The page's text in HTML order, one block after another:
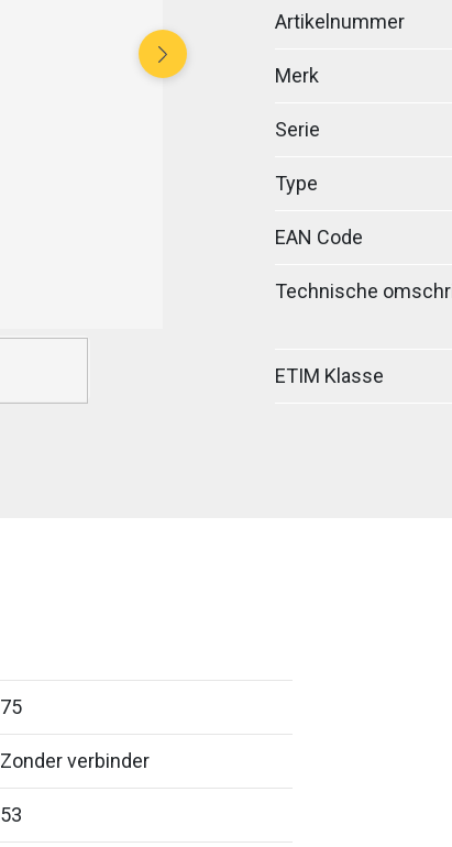
Artikelnummer
Merk
Serie
Type
EAN Code
Technische
ETIM Klasse
75
Zonder verbinder
53